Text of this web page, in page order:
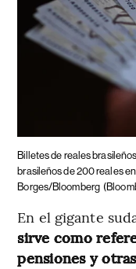
Billetes de reales brasileños
brasileños de 200 reales
Borges/Bloomberg
En el gigante
sirve como
pensiones y